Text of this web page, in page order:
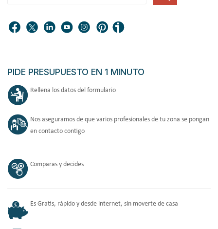
PIDE PRESUPUESTO EN 1 MINUTO
Rellena los datos del formulario
Nos aseguramos de que varios profesionales de tu zona se pongan
en contacto contigo
Comparas y decides
Es Gratis, rápido y desde internet, sin moverte de casa